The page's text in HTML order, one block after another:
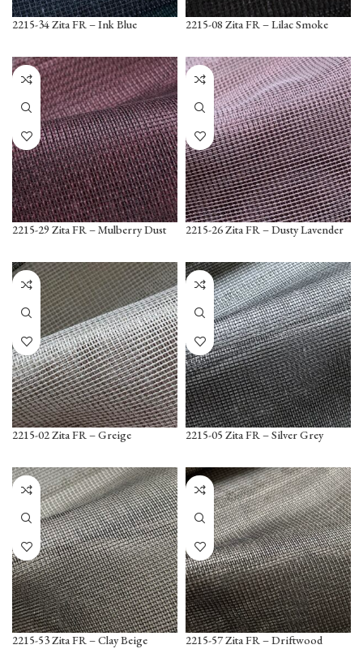
2215-34 Zita FR – Ink Blue 2215-08 Zita FR – Lilac Smoke
2215-29 Zita FR – Mulberry Dust 2215-26 Zita FR – Dusty Lavender
2215-02 Zita FR – Greige 2215-05 Zita FR – Silver Grey
2215-53 Zita FR – Clay Beige 2215-57 Zita FR – Driftwood